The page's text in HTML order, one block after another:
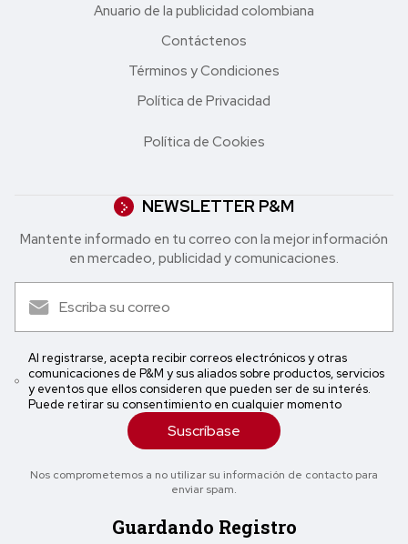
Anuario de la publicidad colombiana
Contáctenos
Términos y Condiciones
Política de Privacidad
Política de Cookies
NEWSLETTER P&M
Mantente informado en tu correo con la mejor in formación
en mercadeo, publicidad y comunicaciones.
Al registrarse, acepta recibir correos electrónicos y otras
comunicaciones de P&M y sus aliados sobre productos, servicios
y eventos que ellos consideren que pueden ser de su interés.
Puede retirar su consentimiento en cualquier momento
Suscríbase
Nos comprometemos a no utilizar su información de contacto para
enviar spam.
Guardando Registro